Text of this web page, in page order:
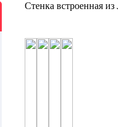
Стенка встроенная